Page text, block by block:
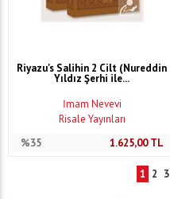
Riyazu's Salihin 2 Cilt (Nureddin
Yıldız Şerhi ile...
İmam Nevevi
Risale Yayınları
%35
1.625,00TL
1 2 3